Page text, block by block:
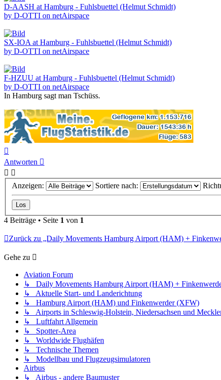
D-AASH at Hamburg - Fuhlsbuettel (Helmut Schmidt)
by D-OTTI on netAirspace
SX-IOA at Hamburg - Fuhlsbuettel (Helmut Schmidt)
by D-OTTI on netAirspace
F-HZUU at Hamburg - Fuhlsbuettel (Helmut Schmidt)
by D-OTTI on netAirspace
In Hamburg sagt man Tschüss.
oben
Antworten
Anzeigen: Sortiere nach:
4 Beiträge • Seite 1 von 1
Zurück zu „Daily Movements Hamburg Airport (HAM) +
Gehe zu
Aviation Forum
↳ Daily Movements Hamburg Airport (HAM) +
↳ Aktuelle Start- und Landerichtung
↳ Hamburg Airport (HAM) und Finkenwerder (XFW)
↳ Airports in Schleswig-Holstein, Niedersachsen und
↳ Luftfahrt Allgemein
↳ Spotter-Area
↳ Worldwide Flughäfen
↳ Technische Themen
↳ Modellbau und Flugzeugsimulatoren
Airbus
↳ Airbus - andere Baumuster